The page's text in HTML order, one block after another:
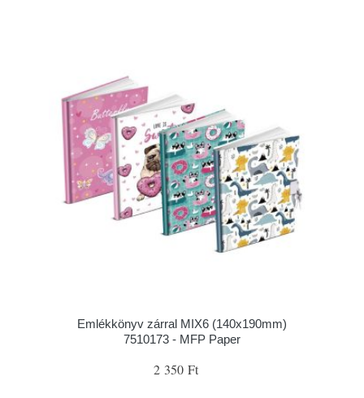
Emlékkönyv zárral MIX6 (140x190mm)
7510173 - MFP Paper
2 350 Ft